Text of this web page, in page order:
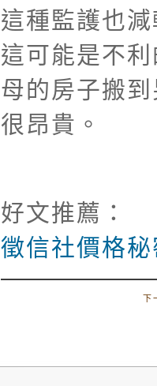
這種監護也
這可能是不
母的房子搬
很昂貴。
好文推薦：
徵信社價格
下